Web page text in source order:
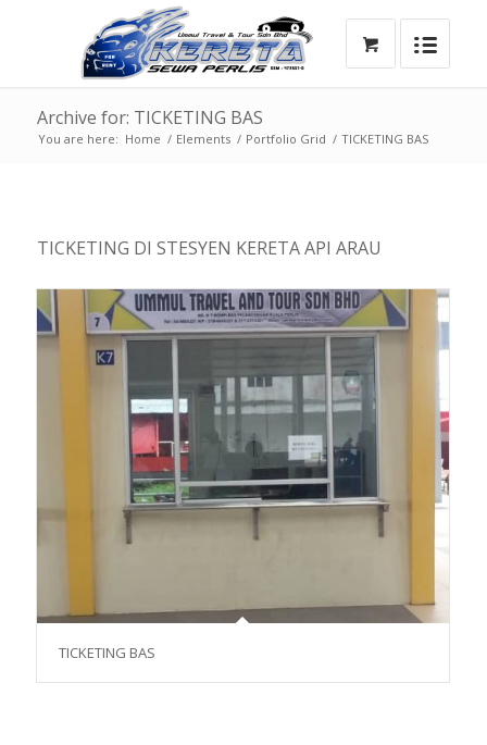
Archive for: TICKETING BAS
You are here: Home / Elements / Portfolio Grid / TICKETING BAS
TICKETING DI STESYEN KERETA API ARAU
TICKETING BAS